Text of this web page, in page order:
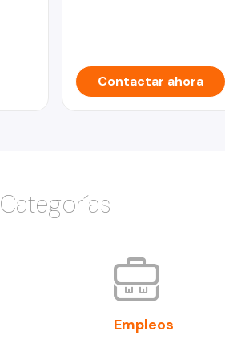
Contactar ahora
Categorías
Empleos